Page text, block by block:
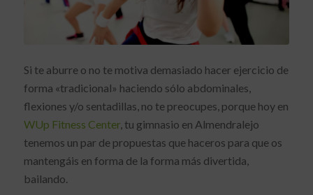
Si te aburre o no te motiva demasiado hacer ejercicio de
forma «tradicional» haciendo sólo abdominales,
flexiones y/o sentadillas, no te preocupes, porque hoy en
WUp Fitness Center, tu gimnasio en Almendralejo
tenemos un par de propuestas que haceros para que os
mantengáis en forma de la forma más divertida,
bailando.